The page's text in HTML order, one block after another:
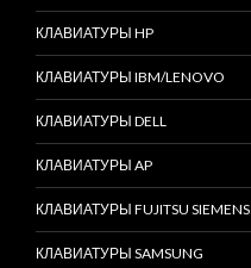
КЛАВИАТУРЫ HP
КЛАВИАТУРЫ IBM/LENOVO
КЛАВИАТУРЫ DELL
КЛАВИАТУРЫ AP
КЛАВИАТУРЫ FUJITSU SIEMENS
КЛАВИАТУРЫ SAMSUNG